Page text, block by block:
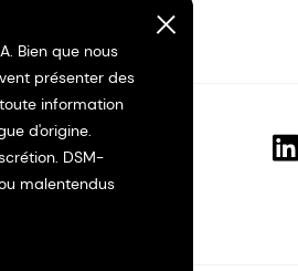
Bien que nous
présenter des
information
d'origine.
DSM-
malentendus